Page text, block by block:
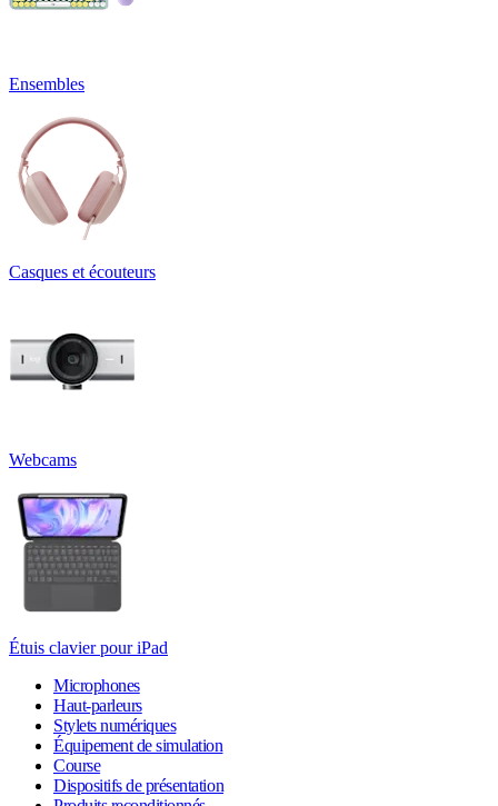
Ensembles
Casques et écouteurs
Webcams
Étuis clavier pour iPad
Microphones
Haut-parleurs
Stylets numériques
Équipement de simulation
Course
Dispositifs de présentation